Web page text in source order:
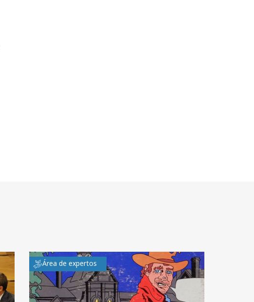
Área de expertos